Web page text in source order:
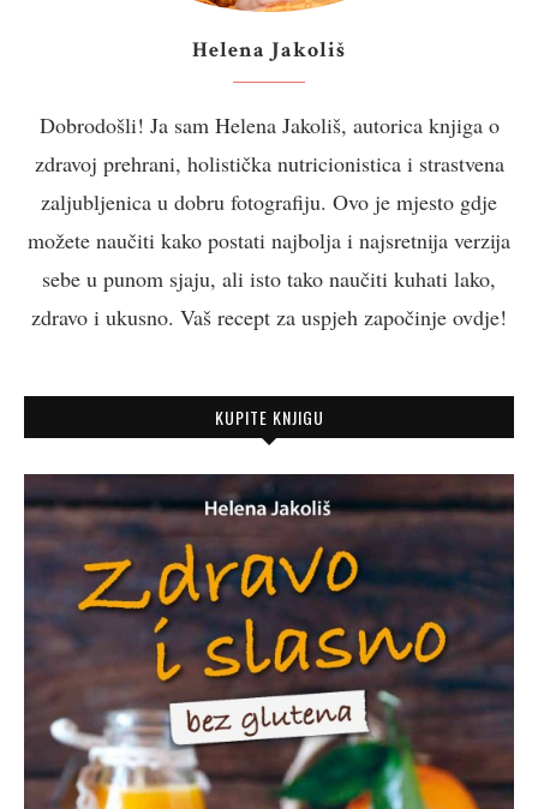
Helena Jakoliš
Dobrodošli! Ja sam Helena Jakoliš, autorica knjiga o
zdravoj prehrani, holistička nutricionistica i strastvena
zaljubljenica u dobru fotografiju. Ovo je mjesto gdje
možete naučiti kako postati najbolja i najsretnija verzija
sebe u punom sjaju, ali isto tako naučiti kuhati lako,
zdravo i ukusno. Vaš recept za uspjeh započinje ovdje!
KUPITE KNJIGU